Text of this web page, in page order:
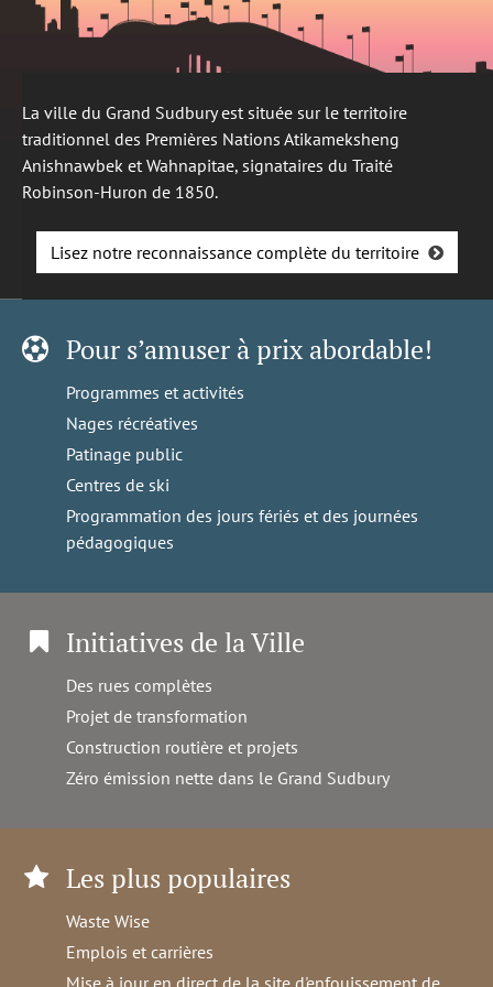
La ville du Grand Sudbury est située sur le territoire
traditionnel des Premières Nations Atikameksheng
Anishnawbek et Wahnapitae, signataires du Traité
Robinson-Huron de 1850.
Lisez notre reconnaissance complète du territoire
Pour s’amuser à prix abordable!
Programmes et activités
Nages récréatives
Patinage public
Centres de ski
Programmation des jours fériés et des journées
pédagogiques
Initiatives de la Ville
Des rues complètes
Projet de transformation
Construction routière et projets
Zéro émission nette dans le Grand Sudbury
Les plus populaires
Waste Wise
Emplois et carrières
Mise à jour en direct de la site d'enfouissement de